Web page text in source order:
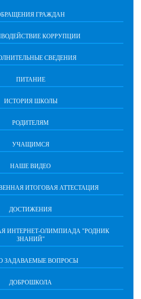
ГРАЖДАН
КОРРУПЦИИ
СВЕДЕНИЯ
ПИТАНИЕ
ИСТОРИЯ ШКОЛЫ
РОДИТЕЛЯМ
УЧАЩИМСЯ
НАШЕ ВИДЕО
ИТОГОВАЯ АТТЕСТАЦИЯ
ДОСТИЖЕНИЯ
ИНТЕРНЕТ-ОЛИМПИАДА "РОДНИК
ЗНАНИЙ"
ЗАДАВАЕМЫЕ ВОПРОСЫ
ДОБРОШКОЛА